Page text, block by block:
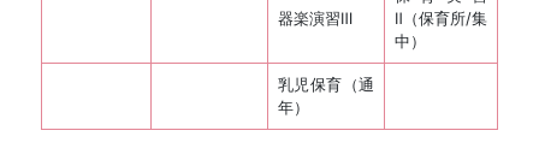
器楽演習Ⅲ
Ⅱ（保育所/集
中）
乳児保育（通
年）